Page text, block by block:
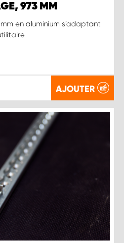
973 MM
en aluminium s’adaptant
AJOUTER